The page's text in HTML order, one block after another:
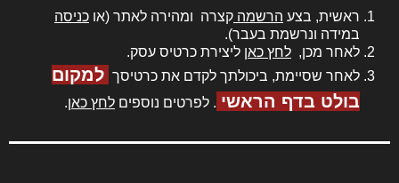
ראשית, בצע הרשמה קצרה ומהירה לאתר (או כניסה
במידה ונרשמת בעבר).
לאחר מכן, לחץ כאן ליצירת כרטיס עסק.
לאחר שסיימת, ביכולתך לקדם את כרטיסך למקום
בולט בדף הראשי . לפרטים נוספים לחץ כאן.